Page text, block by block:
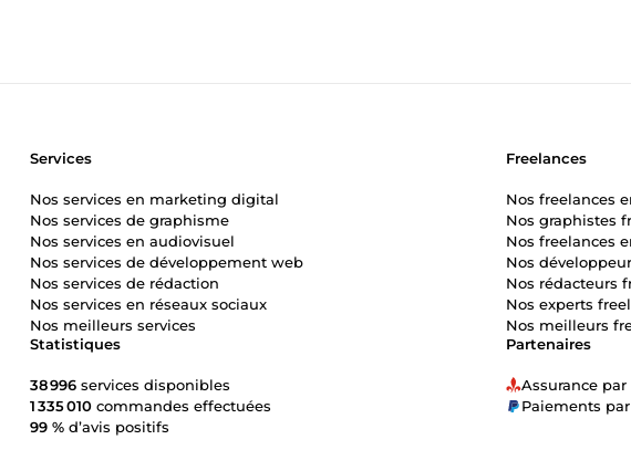
Partenaires
Assurance par
Paiements
Statistiques
38 996 services disponibles
1 335 010 commandes effectuées
99 % d’avis positifs
Services
Nos services en marketing digital
Nos services de graphisme
Nos services en audiovisuel
Nos services de développement web
Nos services de rédaction
Nos services en réseaux sociaux
Nos meilleurs services
Freelances
Nos freelances
Nos graphistes
Nos freelances
Nos
Nos rédacteurs
Nos experts
Nos meilleurs